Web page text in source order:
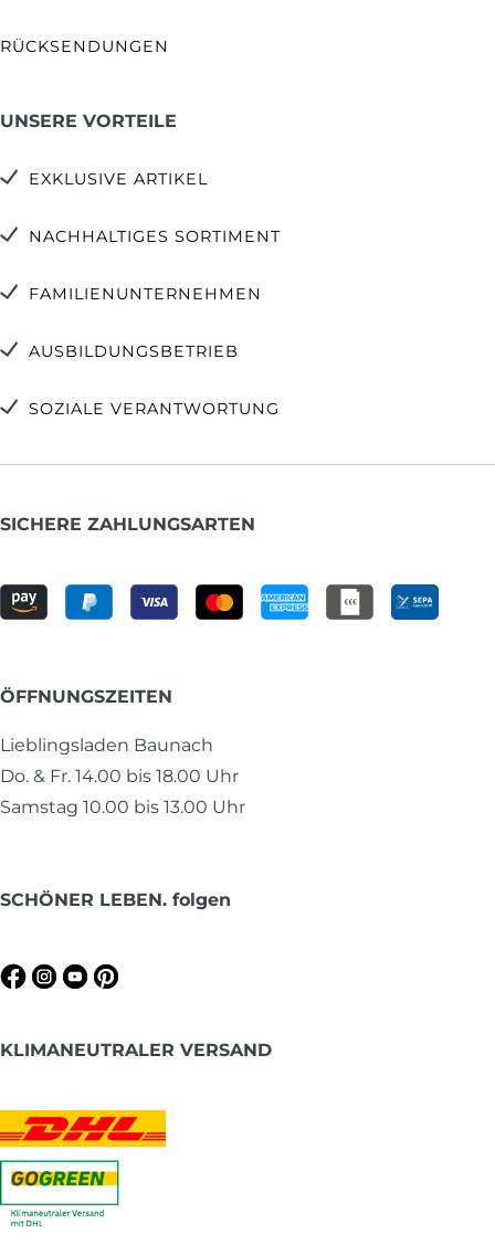
RÜCKSENDUNGEN
UNSERE VORTEILE
EXKLUSIVE ARTIKEL
NACHHALTIGES SORTIMENT
FAMILIENUNTERNEHMEN
AUSBILDUNGSBETRIEB
SOZIALE VERANTWORTUNG
SICHERE ZAHLUNGSARTEN
ÖFFNUNGSZEITEN
Lieblingsladen Baunach
Do. & Fr. 14.00 bis 18.00 Uhr
Samstag 10.00 bis 13.00 Uhr
SCHÖNER LEBEN. folgen
KLIMANEUTRALER VERSAND